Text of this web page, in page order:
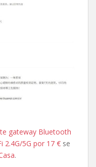
gateway Bluetooth
2.4G/5G por 17 € se
.